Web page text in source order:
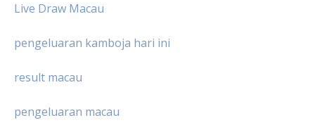
Live Draw Macau
pengeluaran kamboja hari ini
result macau
pengeluaran macau